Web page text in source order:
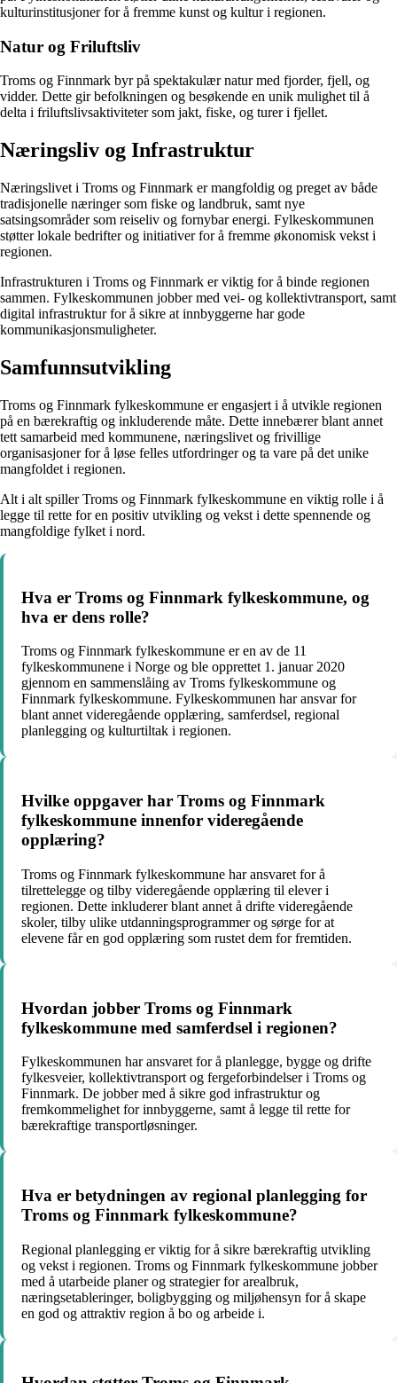
kulturinstitusjoner for å fremme kunst og kultur i regionen.
Natur og Friluftsliv
Troms og Finnmark byr på spektakulær natur med fjorder, fjell, og
vidder. Dette gir befolkningen og besøkende en unik mulighet til å
delta i friluftslivsaktiviteter som jakt, fiske, og turer i fjellet.
Næringsliv og Infrastruktur
Næringslivet i Troms og Finnmark er mangfoldig og preget av både
tradisjonelle næringer som fiske og landbruk, samt nye
satsingsområder som reiseliv og fornybar energi. Fylkeskommunen
støtter lokale bedrifter og initiativer for å fremme økonomisk vekst i
regionen.
Infrastrukturen i Troms og Finnmark er viktig for å binde regionen
sammen. Fylkeskommunen jobber med vei- og kollektivtransport, samt
digital infrastruktur for å sikre at innbyggerne har gode
kommunikasjonsmuligheter.
Samfunnsutvikling
Troms og Finnmark fylkeskommune er engasjert i å utvikle regionen
på en bærekraftig og inkluderende måte. Dette innebærer blant annet
tett samarbeid med kommunene, næringslivet og frivillige
organisasjoner for å løse felles utfordringer og ta vare på det unike
mangfoldet i regionen.
Alt i alt spiller Troms og Finnmark fylkeskommune en viktig rolle i å
legge til rette for en positiv utvikling og vekst i dette spennende og
mangfoldige fylket i nord.
Hva er Troms og Finnmark fylkeskommune, og
hva er dens rolle?
Troms og Finnmark fylkeskommune er en av de 11
fylkeskommunene i Norge og ble opprettet 1. januar 2020
gjennom en sammenslåing av Troms fylkeskommune og
Finnmark fylkeskommune. Fylkeskommunen har ansvar for
blant annet videregående opplæring, samferdsel, regional
planlegging og kulturtiltak i regionen.
Hvilke oppgaver har Troms og Finnmark
fylkeskommune innenfor videregående
opplæring?
Troms og Finnmark fylkeskommune har ansvaret for å
tilrettelegge og tilby videregående opplæring til elever i
regionen. Dette inkluderer blant annet å drifte videregående
skoler, tilby ulike utdanningsprogrammer og sørge for at
elevene får en god opplæring som rustet dem for fremtiden.
Hvordan jobber Troms og Finnmark
fylkeskommune med samferdsel i regionen?
Fylkeskommunen har ansvaret for å planlegge, bygge og drifte
fylkesveier, kollektivtransport og fergeforbindelser i Troms og
Finnmark. De jobber med å sikre god infrastruktur og
fremkommelighet for innbyggerne, samt å legge til rette for
bærekraftige transportløsninger.
Hva er betydningen av regional planlegging for
Troms og Finnmark fylkeskommune?
Regional planlegging er viktig for å sikre bærekraftig utvikling
og vekst i regionen. Troms og Finnmark fylkeskommune jobber
med å utarbeide planer og strategier for arealbruk,
næringsetableringer, boligbygging og miljøhensyn for å skape
en god og attraktiv region å bo og arbeide i.